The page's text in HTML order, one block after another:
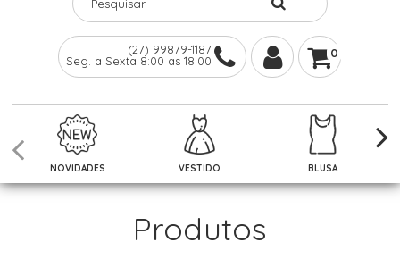
(27) 99879-1187
Seg. a Sexta 8:00 as 18:00
0
NOVIDADES VESTIDO BLUSA
Produtos